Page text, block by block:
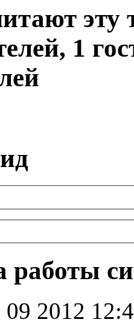
эту
1
работы
09 2012